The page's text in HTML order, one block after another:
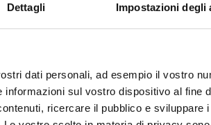
Dettagli Impostazioni degli
dati personali, ad esempio il vostro
sul vostro dispositivo al fine
ricercare il pubblico e
%
programme
(2023)